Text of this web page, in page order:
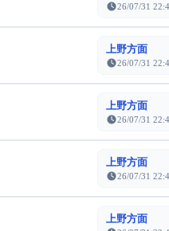
26/07/31
上野方面
26/07/31
上野方面
26/07/31
上野方面
26/07/31
上野方面